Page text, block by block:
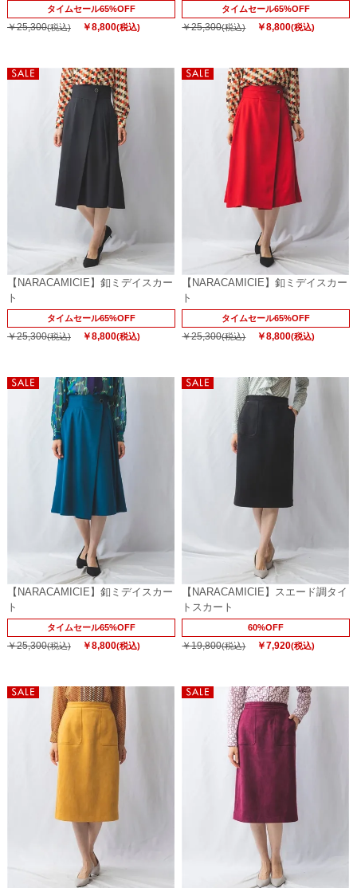
タイムセール65%OFF
￥25,300(税込) ￥8,800(税込)
タイムセール65%OFF
￥25,300(税込) ￥8,800(税込)
【NARACAMICIE】釦ミデイスカー
ト
タイムセール65%OFF
￥25,300(税込) ￥8,800(税込)
【NARACAMICIE】釦ミデイスカー
ト
タイムセール65%OFF
￥25,300(税込) ￥8,800(税込)
【NARACAMICIE】釦ミデイスカー
ト
タイムセール65%OFF
￥25,300(税込) ￥8,800(税込)
【NARACAMICIE】スエード調タイ
トスカート
60%OFF
￥19,800(税込) ￥7,920(税込)